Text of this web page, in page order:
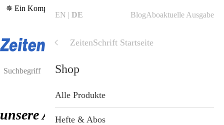
✵ Ein Kompass in bewegten Zeiten – die aktuelle
unsere AGBs
EN DE BlogAboaktuelle Ausgabe
ZeitenSchrift Startseite
Shop
ZeitenSchrift Startseite
Shop
Alle Produkte
Hefte & Abos